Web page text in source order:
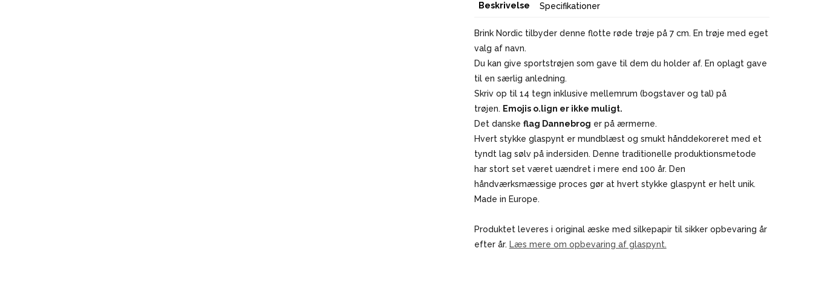
Beskrivelse Specifikationer
Brink Nordic tilbyder denne flotte røde trøje på 7 cm. En trøje med eget
valg af navn.
Du kan give sportstrøjen som gave til dem du holder af. En oplagt gave
til en særlig anledning.
Skriv op til 14 tegn inklusive mellemrum (bogstaver og tal) på
trøjen. Emojis o.lign er ikke muligt.
Det danske flag Dannebrog er på ærmerne.
Hvert stykke glaspynt er mundblæst og smukt hånddekoreret med et
tyndt lag sølv på indersiden. Denne traditionelle produktionsmetode
har stort set været uændret i mere end 100 år. Den
håndværksmæssige proces gør at hvert stykke glaspynt er helt unik.
Made in Europe.
Produktet leveres i original æske med silkepapir til sikker opbevaring år
efter år. Læs mere om opbevaring af glaspynt.